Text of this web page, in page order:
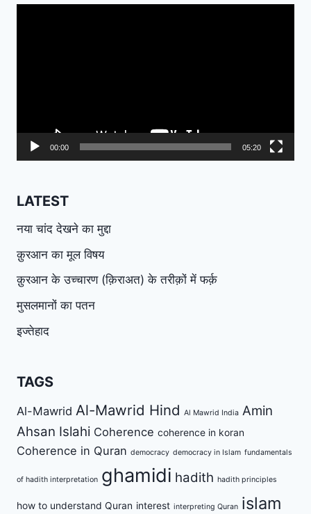
00:00 05:20
LATEST
नया चांद देखने का मुद्दा
क़ुरआन का मूल विषय
क़ुरआन के उच्चारण (क़िराअत) के तरीक़ों में फर्क़
मुसलमानों का पतन
इज्तेहाद
TAGS
Al-Mawrid Al-Mawrid Hind Al Mawrid India Amin
Ahsan Islahi Coherence coherence in koran
Coherence in Quran democracy democracy in Islam fundamentals
of hadith interpretation ghamidi hadith hadith principles
how to understand Quran interest interpreting Quran islam